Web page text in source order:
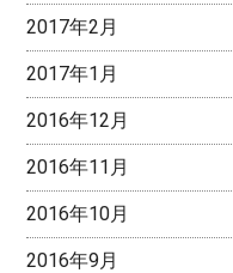
2017年2月
2017年1月
2016年12月
2016年11月
2016年10月
2016年9月